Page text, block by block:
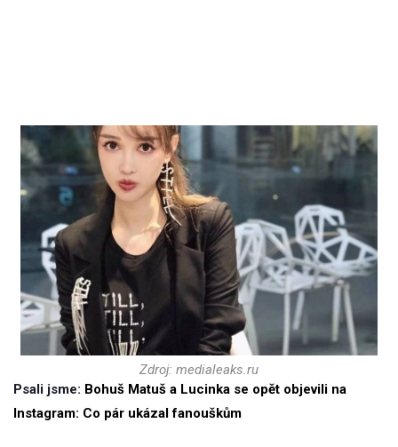
Zdroj: medialeaks.ru
Psali jsme: Bohuš Matuš a Lucinka se opět objevili na
Instagram: Co pár ukázal fanouškům